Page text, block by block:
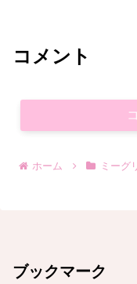
コメント
ホーム ミーグ
ブックマーク